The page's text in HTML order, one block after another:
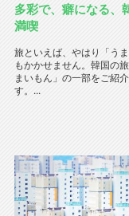
多彩で、癖になる、
満喫
旅といえば、やはり「うま
もかかせません。韓国の
まいもん」の一部をご紹
す。...